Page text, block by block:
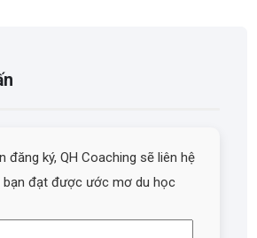
đăng ký, QH Coaching sẽ liên hệ
bạn đạt được ước mơ du học